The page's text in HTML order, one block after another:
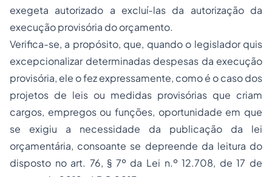
exegeta autorizado a excluí-las da autorização da
execução provisória do orçamento.
Verifica-se, a propósito, que, quando o legislador quis
excepcionalizar determinadas despesas da execução
provisória, ele o fez expressamente, como é o caso dos
projetos de leis ou medidas provisórias que criam
cargos, empregos ou funções, oportunidade em que
se exigiu a necessidade da publicação da lei
orçamentária, consoante se depreende da leitura do
disposto no art. 76, § 7º da Lei n.º 12.708, de 17 de